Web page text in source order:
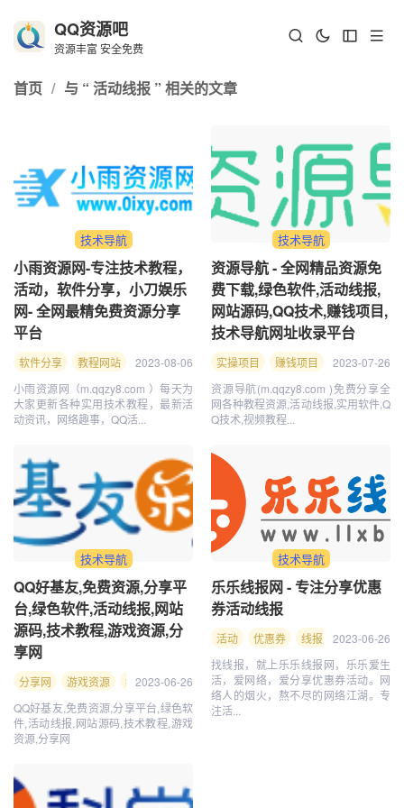
QQ资源吧
资源丰富 安全免费
首页 / 与 “ 活动线报 ” 相关的文章
技术导航
小雨资源网-专注技术教程，
活动，软件分享，小刀娱乐
网- 全网最精免费资源分享
平台
软件分享 教程网站 小雨资源网 网赚项目 资源分享 破解软件 活
2023-08-06
小雨资源网（m.qqzy8.com ）每天为
大家更新各种实用技术教程，最新活
动资讯，网络趣事，QQ活...
技术导航
资源导航 - 全网精品资源免
费下载,绿色软件,活动线报,
网站源码,QQ技术,赚钱项目,
技术导航网址收录平台
实操项目 赚钱项目 美女福利
2023-07-26
资源导航(m.qqzy8.com )免费分享全
网各种教程资源,活动线报,实用软件,Q
Q技术,视频教程...
技术导航
QQ好基友,免费资源,分享平
台,绿色软件,活动线报,网站
源码,技术教程,游戏资源,分
享网
分享网 游戏资源 绿色软件 分享平台 QQ好基友 免费资源 活动线
2023-06-26
QQ好基友,免费资源,分享平台,绿色软
件,活动线报,网站源码,技术教程,游戏
资源,分享网
技术导航
乐乐线报网 - 专注分享优惠
券活动线报
活动 优惠券 线报网 线报 乐
2023-06-26
找线报，就上乐乐线报网，乐乐爱生
活，爱网络，爱分享优惠券活动。网
络人的烟火，熬不尽的网络江湖。专
注活...